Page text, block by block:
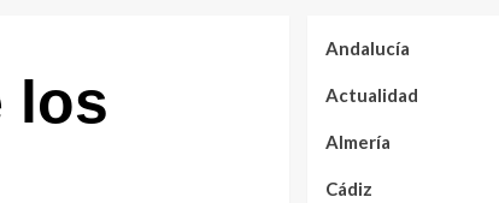
los
Andalucía
Actualidad
Almería
Cádiz